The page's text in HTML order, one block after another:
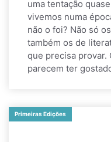
uma tentação
vivemos numa
não o foi? Não só
também os de
que precisa provar.
parecem ter
Primeiras Edições